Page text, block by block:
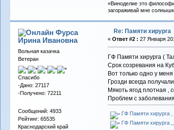
«Виноделие это
загораживай мне
Фурса
Ирина Ивановна
Вольная казачка
Ветеран
Спасибо
-Дано: 27117
-Получено: 72211
Сообщений: 4933
Рейтинг: 65535
Краснодарский край
Re: Памяти хирурга
« Ответ #2 : 27 Января
ГФ Памяти хирурга (
Срок созревания на
Вот только одно у
Грозди всегда
Мякоть ягод плотная ,
Проблем с
ГФ Памяти хирурга ,
ГФ Памяти хирурга